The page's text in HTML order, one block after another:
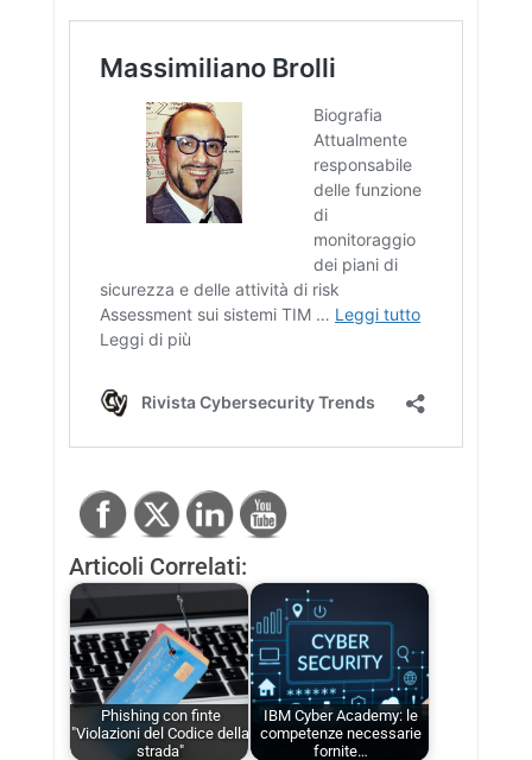
Articoli Correlati:
Phishing con finte
"Violazioni del Codice della
strada"
IBM Cyber Academy: le
competenze necessarie
fornite…